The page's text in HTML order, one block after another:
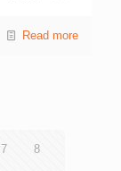
具潛力獎 嘉
組） 最
，可自選跑
上，主禮
小貞女士
Read more
7 8